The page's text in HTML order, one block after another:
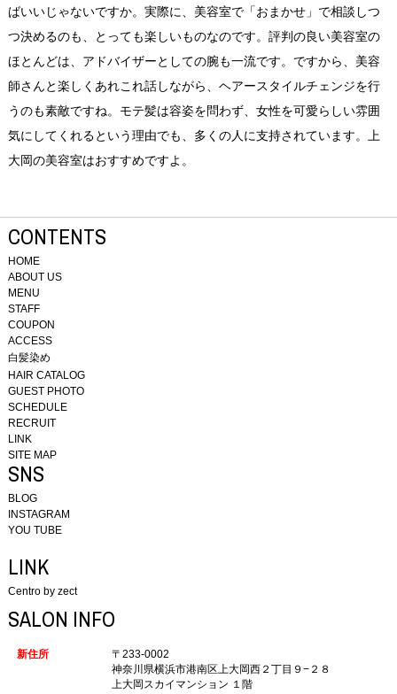
ばいいじゃないですか。実際に、美容室で「おまかせ」で相談しつ
つ決めるのも、とっても楽しいものなのです。評判の良い美容室の
ほとんどは、アドバイザーとしての腕も一流です。ですから、美容
師さんと楽しくあれこれ話しながら、ヘアースタイルチェンジを行
うのも素敵ですね。モテ髪は容姿を問わず、女性を可愛らしい雰囲
気にしてくれるという理由でも、多くの人に支持されています。上
大岡の美容室はおすすめですよ。
CONTENTS
HOME
ABOUT US
MENU
STAFF
COUPON
ACCESS
白髪染め
HAIR CATALOG
GUEST PHOTO
SCHEDULE
RECRUIT
LINK
SITE MAP
SNS
BLOG
INSTAGRAM
YOU TUBE
LINK
Centro by zect
SALON INFO
新住所
〒233-0002
神奈川県横浜市港南区上大岡西２丁目９−２８
上大岡スカイマンション １階